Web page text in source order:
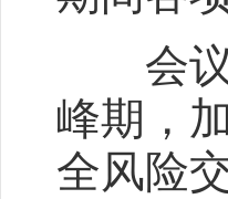
会议
峰期，
全风险